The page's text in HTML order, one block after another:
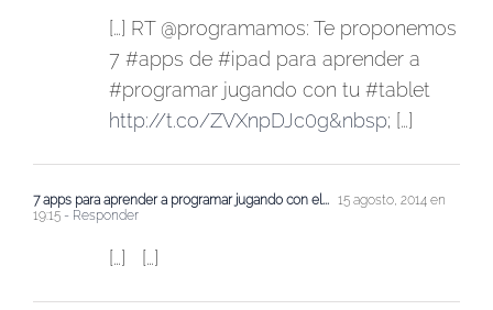
[…] RT @programamos: Te proponemos
7 #apps de #ipad para aprender a
#programar jugando con tu #tablet
http://t.co/ZVXnpDJc0g&nbsp; […]
7 apps para aprender a programar jugando con el... 15 agosto, 2014 en
19:15 - Responder
[…] […]